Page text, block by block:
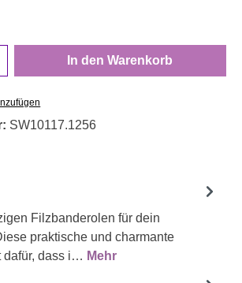
Gib den gewünschten
In den Warenkorb
SW10117.1256
Filzbanderolen für dein
praktische und charmante
dafür, dass i… Mehr